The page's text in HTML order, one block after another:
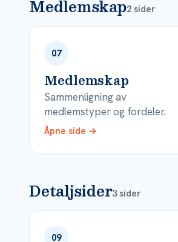
Medlemskap2 sider
07
Medlemskap
Sammenligning av
medlemstyper og fordeler.
Åpne side →
Detaljsider3 sider
09